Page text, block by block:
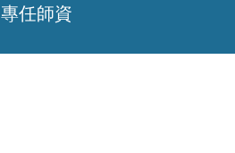
專任師資